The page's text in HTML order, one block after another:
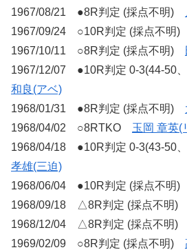
1967/08/21 ●8R判定 (採点不明)
1967/09/24 ○10R判定 (採点不明)
1967/10/11 ○8R判定 (採点不明)
1967/12/07 ●10R判定 0-3(44-50
和良(アベ)
1968/01/31 ●8R判定 (採点不明)
1968/04/02 ○8RTKO 玉岡 章英(
1968/04/18 ●10R判定 0-3(43-50
孝雄(三迫)
1968/06/04 ●10R判定 (採点不明)
1968/09/18 △8R判定 (採点不明)
1968/12/04 △8R判定 (採点不明)
1969/02/09 ○8R判定 (採点不明)